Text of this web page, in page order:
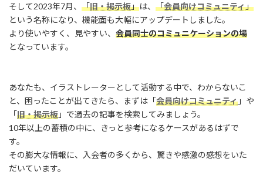
そして2023年7月、 「旧・掲示板」は、 「会員向けコミュニティ」
という名称になり、機能面も大幅にアップデートしました。
より使いやすく、見やすい、 会員同士のコミュニケーションの場
となっています。
あなたも、イラストレーターとして活動する中で、わからないこ
と、困ったことが出てきたら、まずは「会員向けコミュニティ 」や
「旧・掲示板 」で過去の記事を検索してみましょう。
10年以上の蓄積の中に、きっと参考になるケースがあるはずで
す。
その膨大な情報に、入会者の多くから、驚きや感激の感想をいた
だいています。